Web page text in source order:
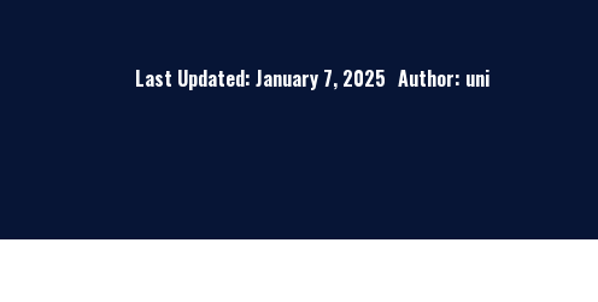
Last Updated: January 7, 2025 Author: uni